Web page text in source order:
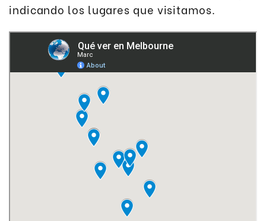
indicando los lugares que visitamos.